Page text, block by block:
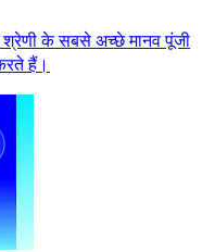
श्रेणी के सबसे अच्छे मानव पूंजी
हैं।​​